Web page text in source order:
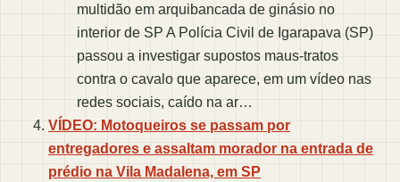
multidão em arquibancada de ginásio no
interior de SP A Polícia Civil de Igarapava (SP)
passou a investigar supostos maus-tratos
contra o cavalo que aparece, em um vídeo nas
redes sociais, caído na ar…
VÍDEO: Motoqueiros se passam por
entregadores e assaltam morador na entrada de
prédio na Vila Madalena, em SP